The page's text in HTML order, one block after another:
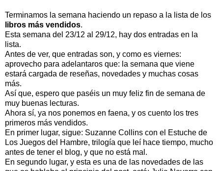
Terminamos la semana haciendo un repaso a la lista de los
libros más vendidos.
Esta semana del 23/12 al 29/12, hay dos entradas en la
lista.
Antes de ver, que entradas son, y como es viernes:
aprovecho para adelantaros que: la semana que viene
estará cargada de reseñas, novedades y muchas cosas
más.
Así que, espero que paséis un muy feliz fin de semana de
muy buenas lecturas.
Ahora sí, ya nos ponemos en faena, y os cuento los tres
primeros más vendidos.
En primer lugar, sigue: Suzanne Collins con el Estuche de
Los Juegos del Hambre, trilogía que leí hace tiempo, mucho
antes de tener el blog, y que no está mal.
En segundo lugar, y esta es una de las novedades de las